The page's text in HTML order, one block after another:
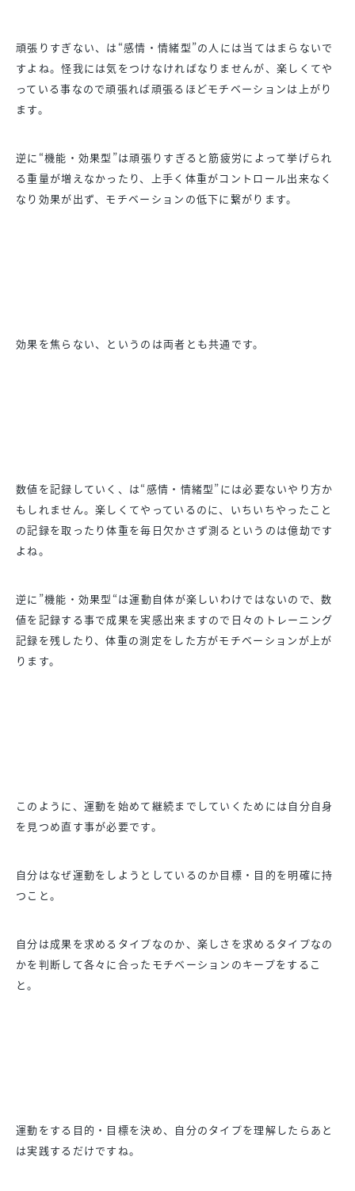
頑張りすぎない、は“感情・情緒型”の人には当てはまらないで
すよね。怪我には気をつけなければなりませんが、 楽しくてや
っている事なので頑張れば頑張るほどモチベーションは 上がり
ます。
逆に“機能・効果型”は頑張りすぎると筋疲労によって挙げられ
る重量が増えなかったり、
上手く体重がコントロール出来なく
なり効果が出ず、 モチベーションの低下に繋がります。
効果を焦らない、というのは両者とも共通です。
数値を記録していく、は“感情・情緒型”には必要ないやり方か
も しれません。楽しくてやっているのに、 いちいちやったこと
の記録を取ったり体重を毎日欠かさず測るとい うのは億劫です
よね。
逆に”機能・効果型“は運動自体が楽しいわけではないので、数
値を記録する事で成果を実感出来ますので日々のトレーニング
記録を残したり、体重の測定をした方がモチベーションが上が
ります。
このように、 運動を始めて継続までしていくためには自分自身
を見つめ直す事が必要です。
自分はなぜ運動をしようとしているのか目標・ 目的を明確に持
つこと。
自分は成果を求めるタイプなのか、 楽しさを求めるタイプなの
かを判断して各々に合ったモチベーショ ンのキープをするこ
と。
運動をする目的・目標を決め、 自分のタイプを理解したらあと
は実践するだけですね。